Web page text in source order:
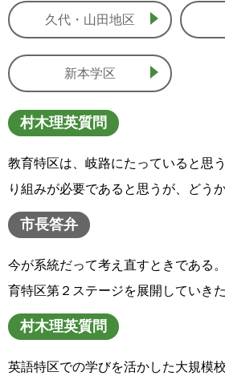
久代・山田地区
新本学区
村木理英質問
教育特区は、岐路にたっていると思
り組みが必要であると思うが、どうか
市長答弁
今が系統だって考え直すときである
育特区第２ステージを展開していきた
村木理英質問
英語特区での学びを活かした大規模